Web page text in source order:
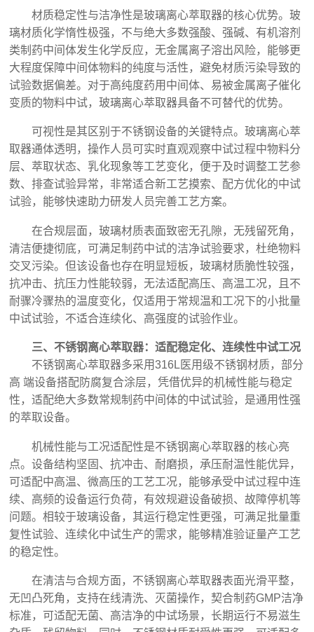
材质稳定性与洁净性是玻璃离心萃取器的核心优势。玻
璃材质化学惰性极强，不与绝大多数强酸、强碱、有机溶剂
类制药中间体发生化学反应，无金属离子溶出风险，能够更
大程度保障中间体物料的纯度与活性，避免材质污染导致的
试验数据偏差。对于高纯度药用中间体、易被金属离子催化
变质的物料中试，玻璃离心萃取器具备不可替代的优势。
可视性是其区别于不锈钢设备的关键特点。玻璃离心萃
取器通体透明，操作人员可实时直观观察中试过程中物料分
层、萃取状态、乳化现象等工艺变化，便于及时调整工艺参
数、排查试验异常，非常适合新工艺摸索、配方优化的中试
试验，能够快速助力研发人员完善工艺方案。
在合规层面，玻璃材质表面致密无孔隙，无残留死角，
清洁便捷彻底，可满足制药中试的洁净试验要求，杜绝物料
交叉污染。但该设备也存在明显短板，玻璃材质脆性较强，
抗冲击、抗压力性能较弱，无法适配高压、高温工况，且不
耐骤冷骤热的温度变化，仅适用于常规温和工况下的小批量
中试试验，不适合连续化、高强度的试验作业。
三、不锈钢离心萃取器：适配稳定化、连续性中试工况
不锈钢离心萃取器多采用316L医用级不锈钢材质，部分
高 端设备搭配防腐复合涂层，凭借优异的机械性能与稳定
性，适配绝大多数常规制药中间体的中试试验，是通用性强
的萃取设备。
机械性能与工况适配性是不锈钢离心萃取器的核心亮
点。设备结构坚固、抗冲击、耐磨损，承压耐温性能优异，
可适配中高温、微高压的工艺工况，能够承受中试过程中连
续、高频的设备运行负荷，有效规避设备破损、故障停机等
问题。相较于玻璃设备，其运行稳定性更强，可满足批量重
复性试验、连续化中试生产的需求，能够精准验证量产工艺
的稳定性。
在清洁与合规方面，不锈钢离心萃取器表面光滑平整，
无凹凸死角，支持在线清洗、灭菌操作，契合制药GMP洁净
标准，可适配无菌、高洁净的中试场景，长期运行不易滋生